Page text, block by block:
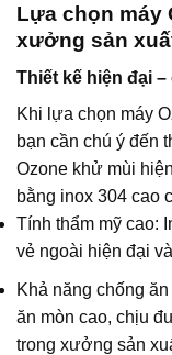
Lựa chọn máy
xưởng sản
Thiết kế hiện đại
Khi lựa chọn máy
bạn cần chú ý đến
Ozone khử mùi
bằng inox 304 cao
Tính thẩm mỹ cao:
vẻ ngoài hiện đại
Khả năng chống
ăn mòn cao, chịu
trong xưởng sản